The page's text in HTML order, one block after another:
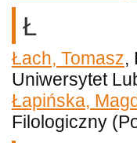
Ł
Łach, Tomasz,
Uniwersytet
Łapińska,
Filologiczny